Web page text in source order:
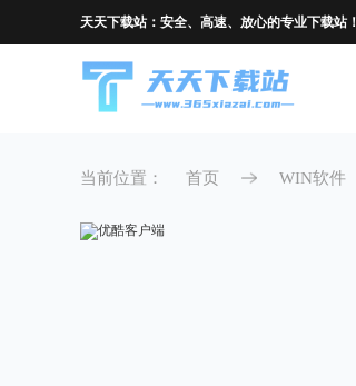
天天下载站：安全、高速、放心的专业下载站！
当前位置： 首页 WIN软件